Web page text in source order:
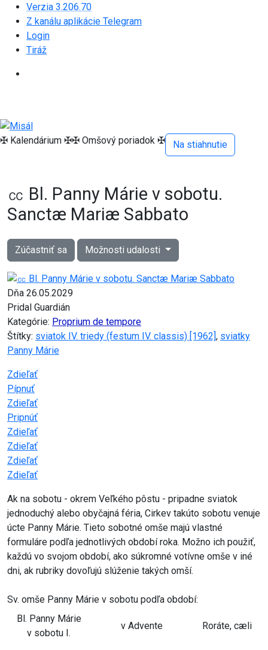
Verzia 3.206.70
Z kanálu aplikácie Telegram
Login
Tiráž
✠ Kalendárium ✠✠ Omšový poriadok ✠ Na stiahnutie
㏄ Bl. Panny Márie v sobotu.
Sanctæ Mariæ Sabbato
Zúčastniť sa Možnosti udalosti
Dňa 26.05.2029
Pridal Guardián
Kategórie: Proprium de tempore
Štítky: sviatok IV. triedy (festum IV. classis) [1962], sviatky
Panny Márie
Zdieľať
Pípnuť
Zdieľať
Pripnúť
Zdieľať
Zdieľať
Zdieľať
Zdieľať
Ak na sobotu - okrem Veľkého pôstu - pripadne sviatok
jednoduchý alebo obyčajná féria, Cirkev takúto sobotu venuje
úcte Panny Márie. Tieto sobotné omše majú vlastné
formuláre podľa jednotlivých období roka. Možno ich použiť,
každú vo svojom období, ako súkromné votívne omše v iné
dni, ak rubriky dovoľujú slúženie takých omší.
Sv. omše Panny Márie v sobotu podľa období:
Bl. Panny Márie
v sobotu I.
v Advente Roráte, cæli